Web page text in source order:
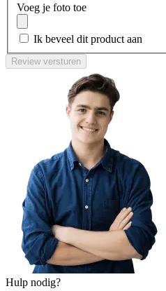
Voeg je foto toe
Ik beveel dit product aan
Review versturen
Hulp nodig?